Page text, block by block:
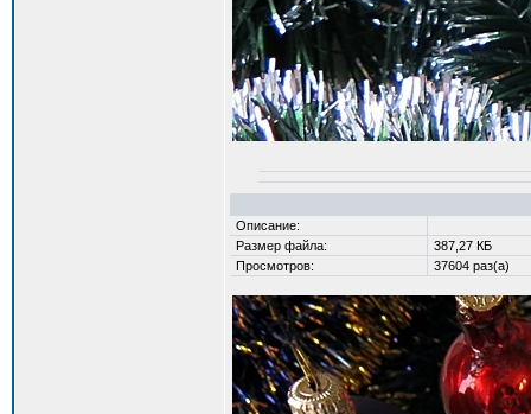
Описание:
Размер файла:
387,27 КБ
Просмотров:
37604 раз(а)